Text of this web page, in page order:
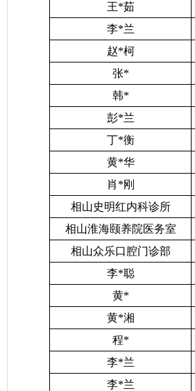
王*茹
李*兰
赵*柯
张*
韩*
彭*兰
丁*衡
黄*华
肖*刚
相山史明红内科诊所
相山淮海颐养院医务室
相山众乐口腔门诊部
李*聪
黄*
黄*湘
程*
李*兰
李*兰